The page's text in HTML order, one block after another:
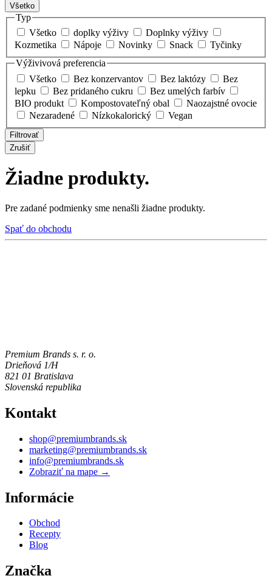
Všetko
Typ
Všetko
doplky výživy
Doplnky výživy
Kozmetika
Nápoje Novinky Snack
Tyčinky
Výživivová preferencia
Všetko
Bez konzervantov Bez laktózy
Bez
lepku
Bez pridaného cukru
Bez umelých farbív
BIO produkt
Kompostovateľný obal
Naozajstné ovocie
Nezaradené
Nízkokalorický Vegan
Filtrovať
Zrušiť
Žiadne produkty.
Pre zadané podmienky sme nenašli žiadne produkty.
Spať do obchodu
Premium Brands s. r. o.
Drieňová 1/H
821 01 Bratislava
Slovenská republika
Kontakt
shop@premiumbrands.sk
marketing@premiumbrands.sk
info@premiumbrands.sk
Zobraziť na mape →
Informácie
Obchod
Recepty
Blog
Značka